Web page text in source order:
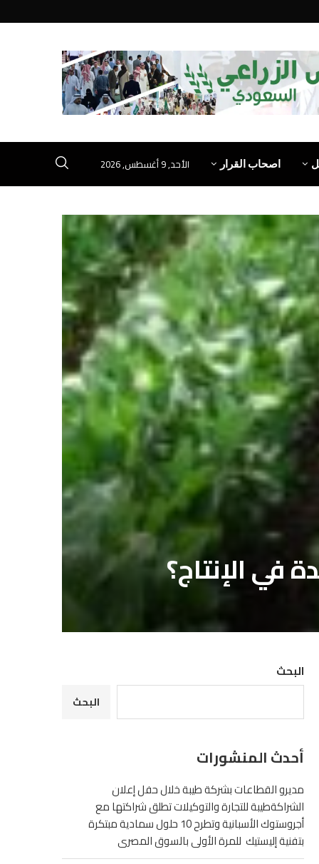
اصحاب القرار الأحد, 9 أغسطس, 2026
في الإنتاج؟
البحث
البحث
أحدث المنشورات
مديرو القطاعات بشركة طيبة خلال حفل إعلان
الشراكةطيبة للتجارة والتوكيلات تطلق شراكتها مع
أجروستوك الأسبانية وتطرح 10 حلول سمادية مبتكرة
بتفنية إليستيك للمرة الأولى بالسوق المصرى